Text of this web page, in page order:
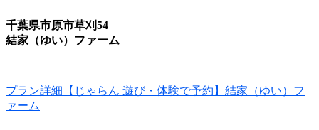
千葉県市原市草刈54
結家（ゆい）ファーム
プラン詳細【じゃらん 遊び・体験で予約】結家（ゆい）フ
ァーム